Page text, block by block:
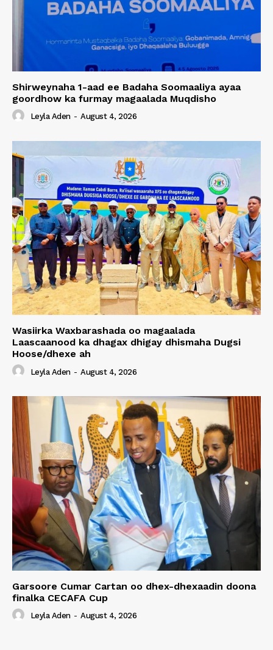
Shirweynaha 1-aad ee Badaha Soomaaliya ayaa
goordhow ka furmay magaalada Muqdisho
Leyla Aden - August 4, 2026
Wasiirka Waxbarashada oo magaalada
Laascaanood ka dhagax dhigay dhismaha Dugsi
Hoose/dhexe ah
Leyla Aden - August 4, 2026
Garsoore Cumar Cartan oo dhex-dhexaadin doona
finalka CECAFA Cup
Leyla Aden - August 4, 2026